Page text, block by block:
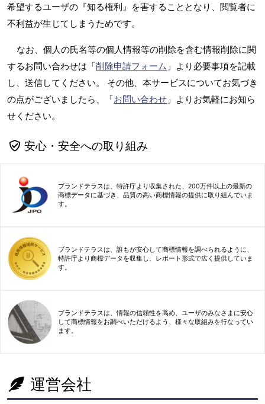
希望するユーザの『知る権利』を害することとなり、閲覧者に
不利益が生じてしまうためです。
なお、個人の氏名等の個人情報等の削除を含む情報削除に関
するお問い合わせは「削除申請フォーム 」より必要事項を記載
し、送信してください。 その他、本サービスについてお気づき
の点がございましたら、「お問い合わせ 」よりお気軽にお知ら
せください。
安心・安全への取り組み
ブランドテラスは、特許庁より収集された、200万件以上の最新の
商標データに基づき、品質の高い商標情報の提供に取り組んでいま
す。
ブランドテラスは、誰もが安心して商標情報を調べられるように、
特許庁より商標データを収集し、レポート形式で広く提供していま
す。
ブランドテラスは、情報の信頼性を高め、ユーザのみなさまに安心
して商標情報をお調べいただけるよう、様々な取組みを行なってい
ます。
運営会社